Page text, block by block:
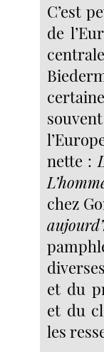
C’est
de
nette :
chez
et du
et du
les